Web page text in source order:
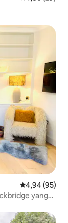
Nilai rata-rata
4,94 (95)
yang